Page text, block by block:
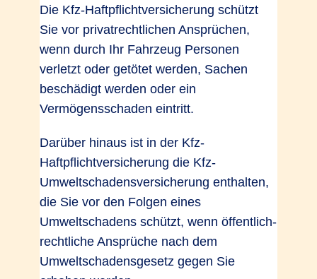
Die Kfz-Haftpflichtversicherung schützt
Sie vor privatrechtlichen Ansprüchen,
wenn durch Ihr Fahrzeug Personen
verletzt oder getötet werden, Sachen
beschädigt werden oder ein
Vermögensschaden eintritt.
Darüber hinaus ist in der Kfz-
Haftpflichtversicherung die Kfz-
Umweltschadensversicherung enthalten,
die Sie vor den Folgen eines
Umweltschadens schützt, wenn öffentlich-
rechtliche Ansprüche nach dem
Umweltschadensgesetz gegen Sie